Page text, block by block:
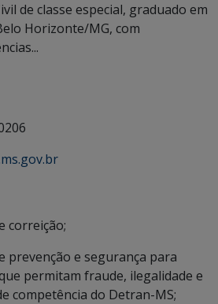
de classe especial, graduado em
Horizonte/MG, com
correição;
prevenção e segurança para
permitam fraude, ilegalidade e
competência do Detran-MS;